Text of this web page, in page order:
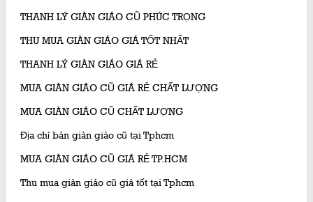
THANH LÝ GIÀN GIÁO CŨ PHÚC TRỌNG
THU MUA GIÀN GIÁO GIÁ TỐT NHẤT
THANH LÝ GIÀN GIÁO GIÁ RẺ
MUA GIÀN GIÁO CŨ GIÁ RẺ CHẤT LƯỢNG
MUA GIÀN GIÁO CŨ CHẤT LƯỢNG
Địa chỉ bán giàn giáo cũ tại Tphcm
MUA GIÀN GIÁO CŨ GIÁ RẺ TP.HCM
Thu mua giàn giáo cũ giá tốt tại Tphcm